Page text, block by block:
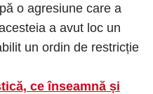
o agresiune care a
a avut loc un
un ordin de restricție
ce înseamnă și